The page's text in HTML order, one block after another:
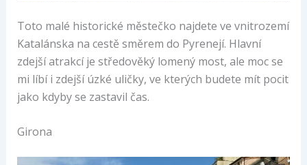
Toto malé historické městečko najdete ve vnitrozemí
Katalánska na cestě směrem do Pyrenejí. Hlavní
zdejší atrakcí je středověký lomený most, ale moc se
mi líbí i zdejší úzké uličky, ve kterých budete mít pocit
jako kdyby se zastavil čas.
Girona